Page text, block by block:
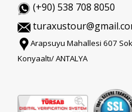
(+90) 538 708 8050
Arapsuyu Mahallesi 607
Konyaaltı/ ANTALYA